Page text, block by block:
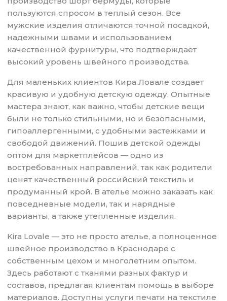
пользуются спросом в теплый сезон. Все
мужские изделия отличаются точной посадкой,
надежными швами и использованием
качественной фурнитуры, что подтверждает
высокий уровень швейного производства.
Для маленьких клиентов Кира Ловале создает
красивую и удобную детскую одежду. Опытные
мастера знают, как важно, чтобы детские вещи
были не только стильными, но и безопасными,
гипоаллергенными, с удобными застежками и
свободой движений. Пошив детской одежды
оптом для маркетплейсов — одно из
востребованных направлений, так как родители
ценят качественный российский текстиль и
продуманный крой. В ателье можно заказать как
повседневные модели, так и нарядные
варианты, а также утепленные изделия.
Kira Lovale — это не просто ателье, а полноценное
швейное производство в Краснодаре с
собственным цехом и многолетним опытом.
Здесь работают с тканями разных фактур и
составов, предлагая клиентам помощь в выборе
материалов. Доступны услуги печати на текстиле